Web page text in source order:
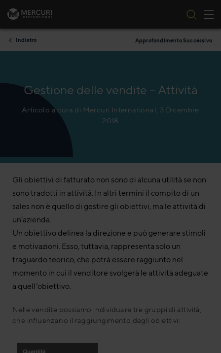
Vai al contenuto
Indietro Approfondimento Successivo
Gestione delle vendite – Attività
Articolo a cura di Mercuri International, 3 Dicembre
2018
Gli obiettivi di fatturato non sono di alcuna utilità se non
sono tradotti in attività. In altri termini il compito di un
sales non è quello di gestire gli obiettivi, ma le attività di
un’azienda.
Un obiettivo delinea la direzione e può generare stimoli
e motivazioni. Esso, tuttavia, rappresenta solo un
traguardo teorico, che potrà essere raggiunto nel
momento in cui il venditore svolgerà le attività adeguate
a quell’obiettivo.
Nelle vendite possiamo individuare tre gruppi di attività,
che influenzano il raggiungimento degli obiettivi: